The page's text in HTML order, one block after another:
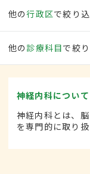
他の行政区で絞り
他の 診療科目で絞
神経内科について
神経内科とは、
を専門的に取り